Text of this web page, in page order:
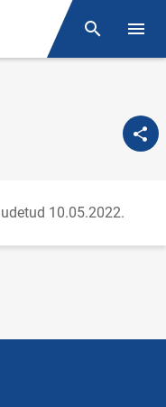
Otsing
10.05.2022.